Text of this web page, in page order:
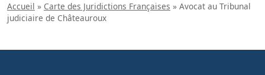
Accueil » Carte des Juridictions Françaises » Avocat au Tribunal
judiciaire de Châteauroux